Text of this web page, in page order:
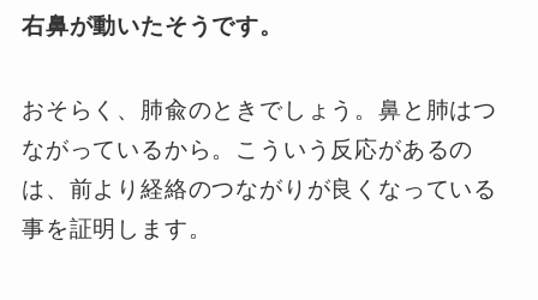
右鼻が動いたそうです。
おそらく、肺兪のときでしょう。鼻と肺はつ
ながっているから。こういう反応があるの
は、前より経絡のつながりが良くなっている
事を証明します。